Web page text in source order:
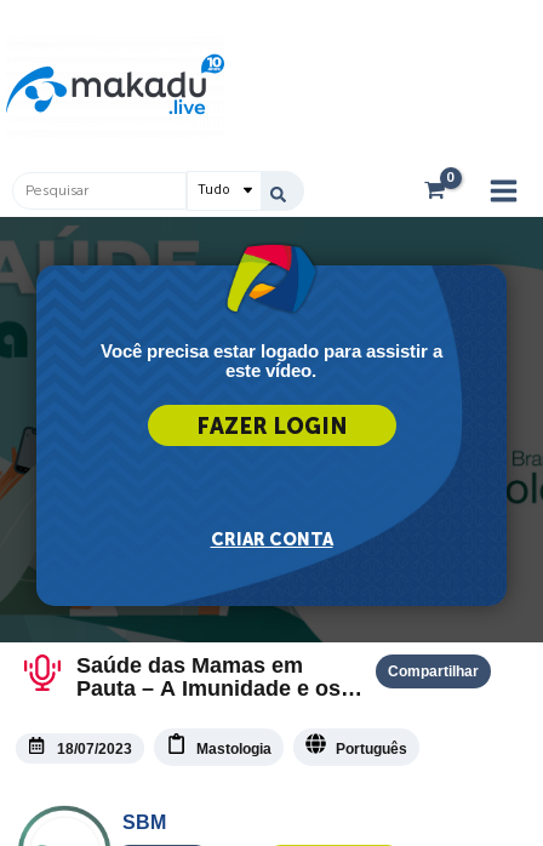
conteúdo
Pesquisar
...
Você precisa estar logado para assistir a
este vídeo.
Saúde das Mamas em
Pauta – A Imunidade e os
Compartilhar
18/07/2023 Mastologia Português
SBM